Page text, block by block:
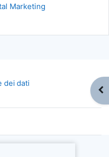
Marketing
dei dati